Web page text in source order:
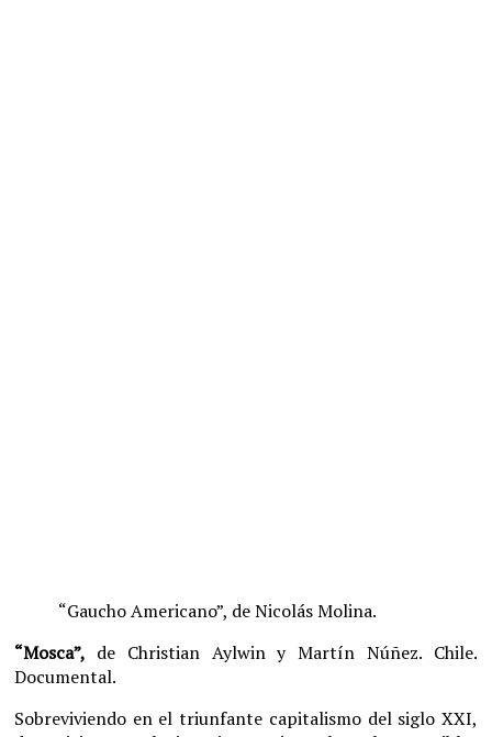
“Gaucho Americano”, de Nicolás Molina.
“Mosca”, de Christian Aylwin y Martín Núñez. Chile.
Documental.
Sobreviviendo en el triunfante capitalismo del siglo XXI,